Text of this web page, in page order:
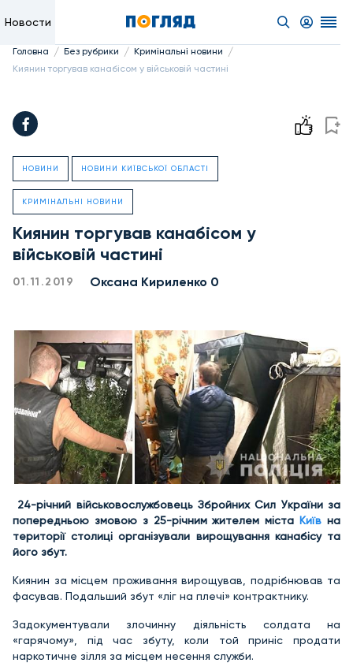
Новости
Головна / Без рубрики / Кримінальні новини /
Киянин торгував канабісом у військовій частині
НОВИНИ НОВИНИ КИЇВСЬКОЇ ОБЛАСТІ
КРИМІНАЛЬНІ НОВИНИ
Киянин торгував канабісом у
військовій частині
01.11.2019 Оксана Кириленко 0
24-річний військовослужбовець Збройних Сил України за
попередньою змовою з 25-річним жителем міста Київ на
території столиці організували вирощування канабісу та
його збут.
Киянин за місцем проживання вирощував, подрібнював та
фасував. Подальший збут «ліг на плечі» контрактнику.
Задокументували злочинну діяльність солдата на
«гарячому», під час збуту, коли той приніс продати
наркотичне зілля за місцем несення служби.